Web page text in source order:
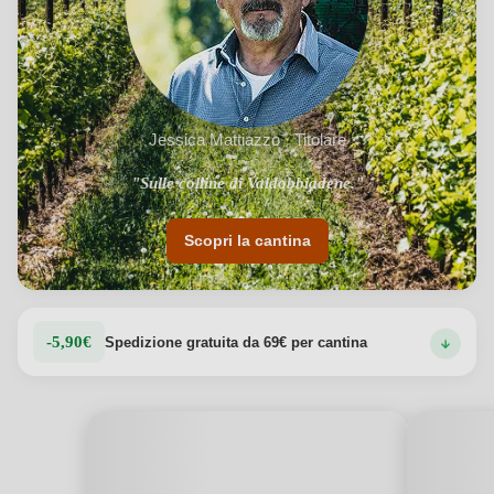
Vedi dettagli del prodotto →
Jessica Mattiazzo · Titolare
"Sulle colline di Valdobbiadene."
Scopri la cantina
-5,90€ Spedizione gratuita da 69€ per cantina